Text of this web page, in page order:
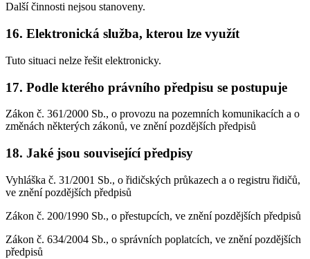
Další činnosti nejsou stanoveny.
16. Elektronická služba, kterou lze využít
Tuto situaci nelze řešit elektronicky.
17. Podle kterého právního předpisu se postupuje
Zákon č. 361/2000 Sb., o provozu na pozemních komunikacích a o
změnách některých zákonů, ve znění pozdějších předpisů
18. Jaké jsou související předpisy
Vyhláška č. 31/2001 Sb., o řidičských průkazech a o registru řidičů,
ve znění pozdějších předpisů
Zákon č. 200/1990 Sb., o přestupcích, ve znění pozdějších předpisů
Zákon č. 634/2004 Sb., o správních poplatcích, ve znění pozdějších
předpisů